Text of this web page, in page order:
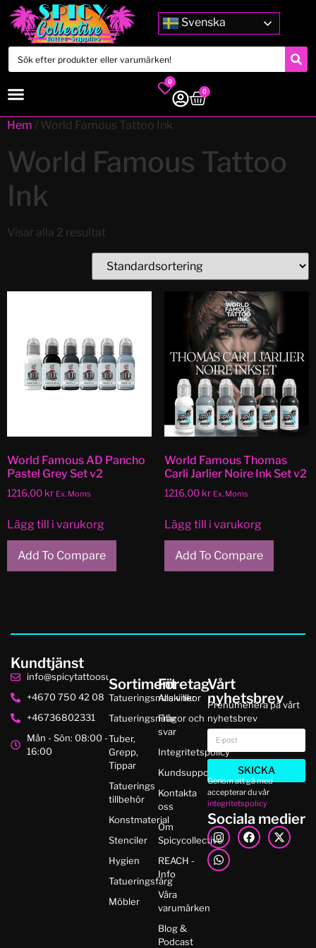
Svenska
0
0
Hem / World Famous Tattoo Ink
World Famous Tattoo
Ink
Visar alla 2 resultat
World Famous AD Pancho
Pastel Grey Set v2
1216,00 kr Ex. Moms
Lägg till i varukorg
Add To Compare
World Famous Thomas
Carli Jarlier Noire Ink Set v2
1216,00 kr Ex. Moms
Lägg till i varukorg
Add To Compare
Kundtjänst
info@spicytattoosupplies.se
+4670 750 42 08
+46736802331
Mån - Sön: 08:00 -
16:00
Sortiment
Tatueringsmaskiner
Tatueringsnålar
Tuber,
Grepp,
Tippar
Tatuerings
tillbehör
Konstmaterial
Stenciler
Hygien
Tatueringsfärg
Möbler
Företag
Alla villkor
Frågor och
svar
Integritetspolicy
Kundsupport
Kontakta
oss
Om
Spicycollective
REACH -
Info
Våra
varumärken
Blog &
Podcast
Vårt
nyhetsbrev
Prenumenera på vårt
nyhetsbrev
SKICKA
Genom att gå med
accepterar du vår
integritetspolicy
Sociala medier